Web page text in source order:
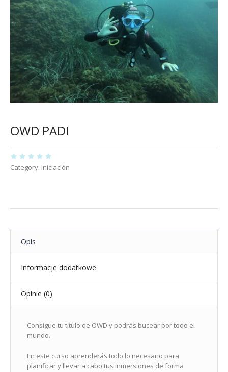
OWD PADI
Category: Iniciación
Opis
Informacje dodatkowe
Opinie (0)
Consigue tu título de OWD y podrás bucear por todo el
mundo.
En este curso aprenderás todo lo necesario para
planificar y llevar a cabo tus inmersiones de forma